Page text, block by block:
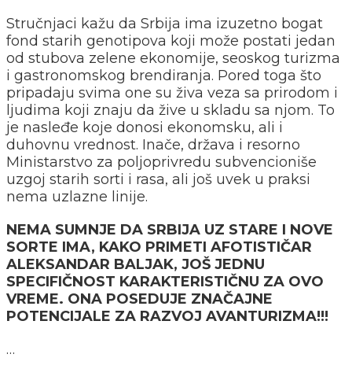
Stručnjaci kažu da Srbija ima izuzetno bogat
fond starih genotipova koji može postati jedan
od stubova zelene ekonomije, seoskog turizma
i gastronomskog brendiranja. Pored toga što
pripadaju svima one su živa veza sa prirodom i
ljudima koji znaju da žive u skladu sa njom. To
je nasleđe koje donosi ekonomsku, ali i
duhovnu vrednost. Inače, država i resorno
Ministarstvo za poljoprivredu subvencioniše
uzgoj starih sorti i rasa, ali još uvek u praksi
nema uzlazne linije.
NEMA SUMNJE DA SRBIJA UZ STARE I NOVE
SORTE IMA, KAKO PRIMETI AFOTISTIČAR
ALEKSANDAR BALJAK, JOŠ JEDNU
SPECIFIČNOST KARAKTERISTIČNU ZA OVO
VREME. ONA POSEDUJE ZNAČAJNE
POTENCIJALE ZA RAZVOJ AVANTURIZMA!!!
…